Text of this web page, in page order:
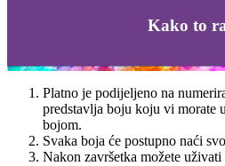
Kako to
Platno je podijeljeno na
predstavlja boju koju vi morate
bojom.
Svaka boja će postupno naći
Nakon završetka možete